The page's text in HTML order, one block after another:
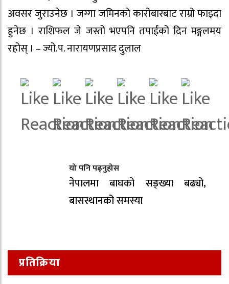
अवसर जुराउनेछ । जग्गा जमिनको कारोबारबाट राम्रो फाइदा
हुनेछ । राशिफल जे जस्तो भएपनि तपाईंको दिन मङ्गलमय
रहोस् । – ज्यो.प. नारायणप्रसाद दुलाल
यो पनि पढ्नुहोस
नेपालमा बाघको सङ्ख्या बढ्यो,
बासस्थानको समस्या
प्रतिक्रिया